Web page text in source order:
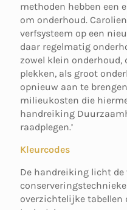
methoden hebben een
om onderhoud.
verfsysteem op een
daar regelmatig
zowel klein onderhoud,
plekken, als groot
opnieuw aan te
milieukosten die
handreiking
raadplegen.’
Kleurcodes
De handreiking licht de
overzichtelijke tabellen